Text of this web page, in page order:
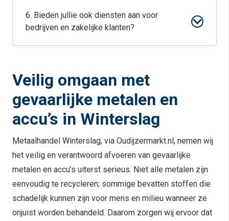
6. Bieden jullie ook diensten aan voor
bedrijven en zakelijke klanten?
Veilig omgaan met
gevaarlijke metalen en
accu’s in Winterslag
Metaalhandel Winterslag, via Oudijzermarkt.nl, nemen wij
het veilig en verantwoord afvoeren van gevaarlijke
metalen en accu’s uiterst serieus. Niet alle metalen zijn
eenvoudig te recycleren; sommige bevatten stoffen die
schadelijk kunnen zijn voor mens en milieu wanneer ze
onjuist worden behandeld. Daarom zorgen wij ervoor dat